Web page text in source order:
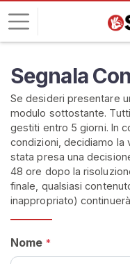
Segnala
Se desideri presentare
modulo sottostante.
gestiti entro 5 giorni. In
condizioni, decidiamo la
stata presa una
48 ore dopo la
finale, qualsiasi
inappropriato)
Nome *
c
c
e
d
I
S
C
R
V
I